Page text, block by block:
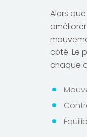
Alors
côté. Le
chaque